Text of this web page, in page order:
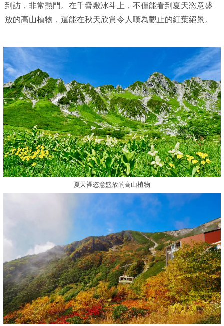
到訪，非常熱門。在千疊敷冰斗上，不僅能看到夏天恣意盛
放的高山植物，還能在秋天欣賞令人嘆為觀止的紅葉絕景。
夏天裡恣意盛放的高山植物